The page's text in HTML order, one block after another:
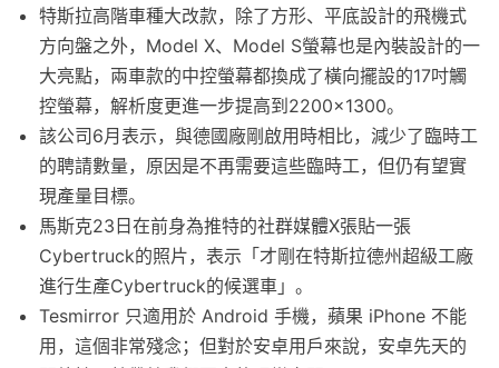
特斯拉高階車種大改款，除了方形、平底設計的飛機式
方向盤之外，Model X、Model S螢幕也是內裝設計的一
大亮點，兩車款的中控螢幕都換成了橫向擺設的17吋觸
控螢幕，解析度更進一步提高到2200×1300。
該公司6月表示，與德國廠剛啟用時相比，減少了臨時工
的聘請數量，原因是不再需要這些臨時工，但仍有望實
現產量目標。
馬斯克23日在前身為推特的社群媒體X張貼一張
Cybertruck的照片，表示「才剛在特斯拉德州超級工廠
進行生產Cybertruck的候選車」。
Tesmirror 只適用於 Android 手機，蘋果 iPhone 不能
用，這個非常殘念；但對於安卓用戶來說，安卓先天的